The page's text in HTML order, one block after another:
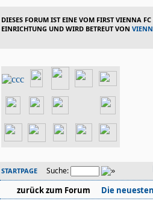
DIESES FORUM IST EINE VOM FIRST VIENNA
EINRICHTUNG UND WIRD BETREUT VON
STARTPAGE
Suche:
zurück zum Forum Die